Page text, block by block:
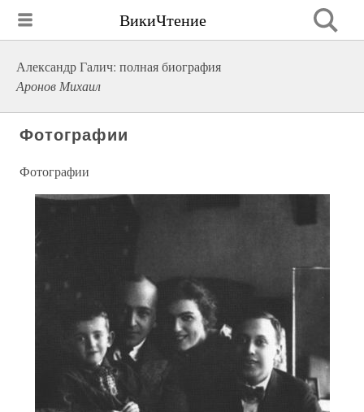
ВикиЧтение
Александр Галич: полная биография
Аронов Михаил
Фотографии
Фотографии